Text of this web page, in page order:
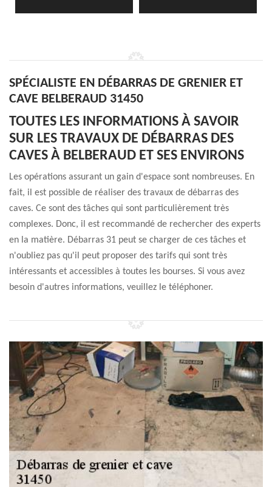
SPÉCIALISTE EN DÉBARRAS DE GRENIER ET
CAVE BELBERAUD 31450
TOUTES LES INFORMATIONS À SAVOIR
SUR LES TRAVAUX DE DÉBARRAS DES
CAVES À BELBERAUD ET SES ENVIRONS
Les opérations assurant un gain d'espace sont nombreuses. En
fait, il est possible de réaliser des travaux de débarras des
caves. Ce sont des tâches qui sont particulièrement très
complexes. Donc, il est recommandé de rechercher des experts
en la matière. Débarras 31 peut se charger de ces tâches et
n'oubliez pas qu'il peut proposer des tarifs qui sont très
intéressants et accessibles à toutes les bourses. Si vous avez
besoin d'autres informations, veuillez le téléphoner.